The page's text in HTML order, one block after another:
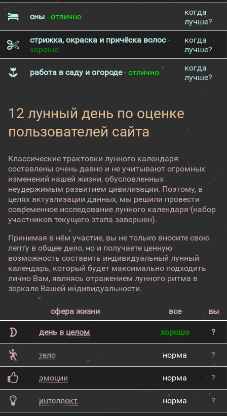
сны - отлично
когда
лучше?
стрижка, окраска и причёска волос-
хорошо
когда
лучше?
работа в саду и огороде- отлично
когда
лучше?
12 лунный день по оценке
пользователей сайта
Классические трактовки лунного календаря
составлены очень давно и не учитывают огромных
изменений нашей жизни, обусловленных
неудержимым развитием цивилизации. Поэтому, в
целях актуализации данных, мы решили провести
современное исследование лунного календаря (набор
участников текущего этапа завершен).
Принимая в нём участие, вы не только вносите свою
лепту в общее дело, но и получаете ценную
возможность составить индивидуальный лунный
календарь, который будет максимально подходить
лично Вам, являясь отражением лунного ритма в
зеркале Вашей индивидуальности.
сфера жизни все вы
день в целом хорошо ?
тело норма ?
эмоции норма ?
интеллект норма ?